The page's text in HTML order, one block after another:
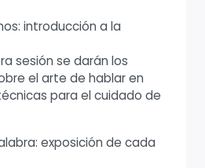
introducción a la
sesión se darán los
el arte de hablar en
para el cuidado de
exposición de cada